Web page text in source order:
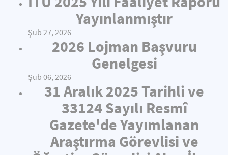
Yayınlanmıştır
Şub 27, 2026
2026 Lojman Başvuru
Genelgesi
Şub 06, 2026
31 Aralık 2025 Tarihli ve
33124 Sayılı Resmî
Gazete'de Yayımlanan
Araştırma Görevlisi ve